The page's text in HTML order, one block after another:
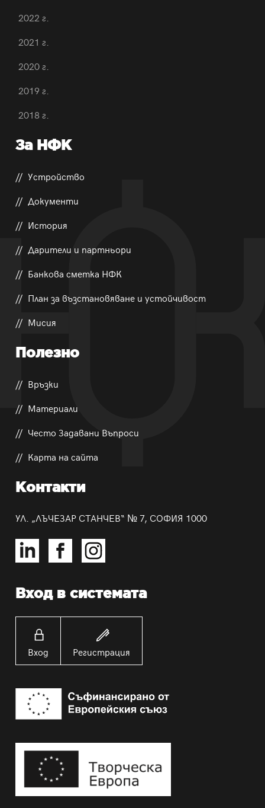
2022 г.
2021 г.
2020 г.
2019 г.
2018 г.
За НФК
Устройство
Документи
История
Дарители и партньори
Банкова сметка НФК
План за възстановяване и устойчивост
Мисия
Полезно
Връзки
Материали
Често Задавани Въпроси
Карта на сайта
Контакти
УЛ. „ЛЪЧЕЗАР СТАНЧЕВ“ № 7, СОФИЯ 1000
Вход в системата
Вход Регистрация